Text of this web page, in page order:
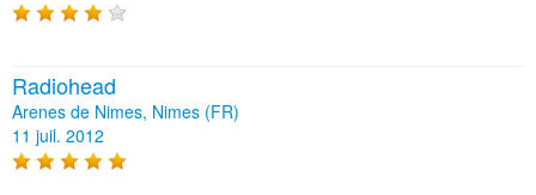
Radiohead
Arenes de Nimes, Nimes (FR)
11 juil. 2012